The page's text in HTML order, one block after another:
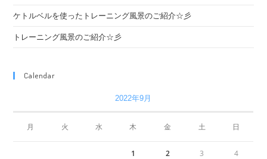
ケトルベルを使ったトレーニング風景のご紹介☆彡
トレーニング風景のご紹介☆彡
Calendar
2022年9月
月 火 水 木 金 土 日
1 2 3 4